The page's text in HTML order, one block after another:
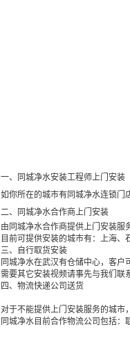
一、同城净水安装工程师上门安装
如你所在的城市有同城净水连锁门
二、同城净水合作商上门安装
由同城净水合作商提供上门安装服
目前可提供安装的城市有：上海
三、自行取货安装
同城净水在武汉有仓储中心，客户
需要其它安装视频请事先与我们联
四、物流快递公司送货
对于不能提供上门安装服务的城市
同城净水目前合作物流公司包括